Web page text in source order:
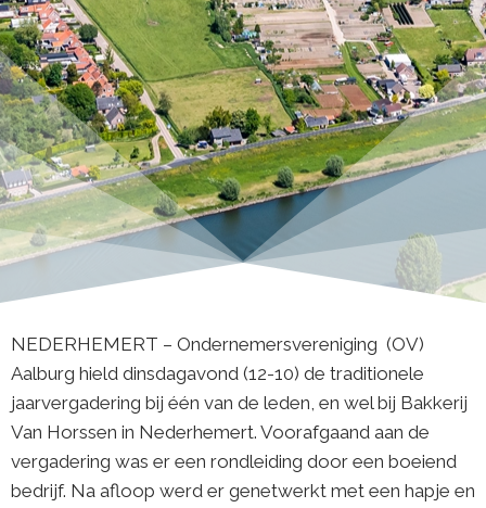
NEDERHEMERT – Ondernemersvereniging (OV)
Aalburg hield dinsdagavond (12-10) de traditionele
jaarvergadering bij één van de leden, en wel bij Bakkerij
Van Horssen in Nederhemert. Voorafgaand aan de
vergadering was er een rondleiding door een boeiend
bedrijf. Na afloop werd er genetwerkt met een hapje en